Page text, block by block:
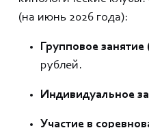
(на июнь 2026 года):
Групповое занятие
рублей.
Индивидуальное
Участие в